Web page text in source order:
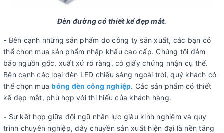
Đèn đường có thiết kế đẹp mắt.
- Bên cạnh những sản phẩm do công ty sản xuất, các bạn có
thể chọn mua sản phẩm nhập khẩu cao cấp. Chúng tôi đảm
bảo nguồn gốc, xuất xứ rõ ràng, có giấy chứng nhận cụ thể.
Bên cạnh các loại đèn LED chiếu sáng ngoài trời, quý khách có
thể chọn muabóng đèn công nghiệp. Các sản phẩm có thiết
kế đẹp mắt, phù hợp với thị hiếu của khách hàng.
- Sự kết hợp giữa đội ngũ nhân lực giàu kinh nghiệm và quy
trình chuyên nghiệp, dây chuyền sản xuất hiện đại là nền tảng